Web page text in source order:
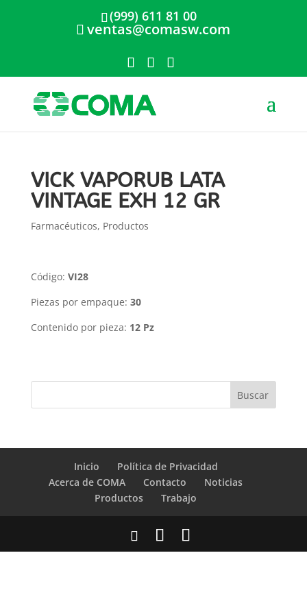
(999) 611 81 00
ventas@comasw.com
VICK VAPORUB LATA
VINTAGE EXH 12 GR
Farmacéuticos, Productos
Código: VI28
Piezas por empaque: 30
Contenido por pieza: 12 Pz
Inicio
Política de Privacidad
Acerca de COMA
Contacto
Noticias
Productos
Trabajo